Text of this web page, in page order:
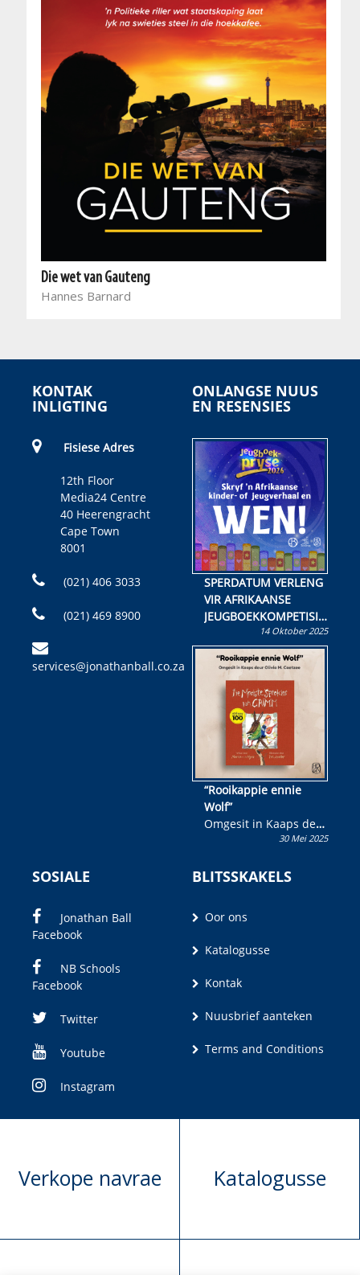
Die wet van Gauteng
Hannes Barnard
KONTAK
INLIGTING
Fisiese Adres
12th Floor
Media24 Centre
40 Heerengracht
Cape Town
8001
(021) 406 3033
(021) 469 8900
services@jonathanball.co.za
ONLANGSE NUUS
EN RESENSIES
SPERDATUM VERLENG
VIR AFRIKAANSE
JEUGBOEKKOMPETISIE
Skryf ’n jeugboek of
kinderboek en staan ’n
kans om R50 000 te
wen!
14 Oktober 2025
“Rooikappie ennie
Wolf”
Omgesit in Kaaps deur
Olivia M. Coetzee30 Mei 2025
SOSIALE
Jonathan Ball
Facebook
NB Schools
Facebook
Twitter
Youtube
Instagram
BLITSSKAKELS
Oor ons
Katalogusse
Kontak
Nuusbrief aanteken
Terms and Conditions
Verkope navrae Katalogusse